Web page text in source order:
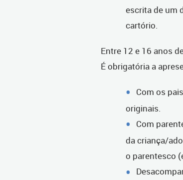
escrita de um
cartório.
Entre 12 e 16 anos
É obrigatória a
Com os
originais.
Com
da criança/
o parentesco